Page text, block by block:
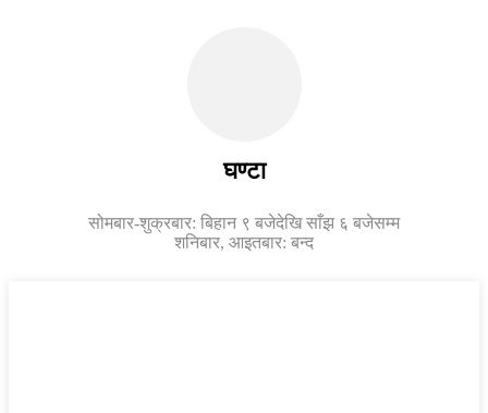
घण्टा
सोमबार-शुक्रबार: बिहान ९ बजेदेखि साँझ ६ बजेसम्म
शनिबार, आइतबार: बन्द